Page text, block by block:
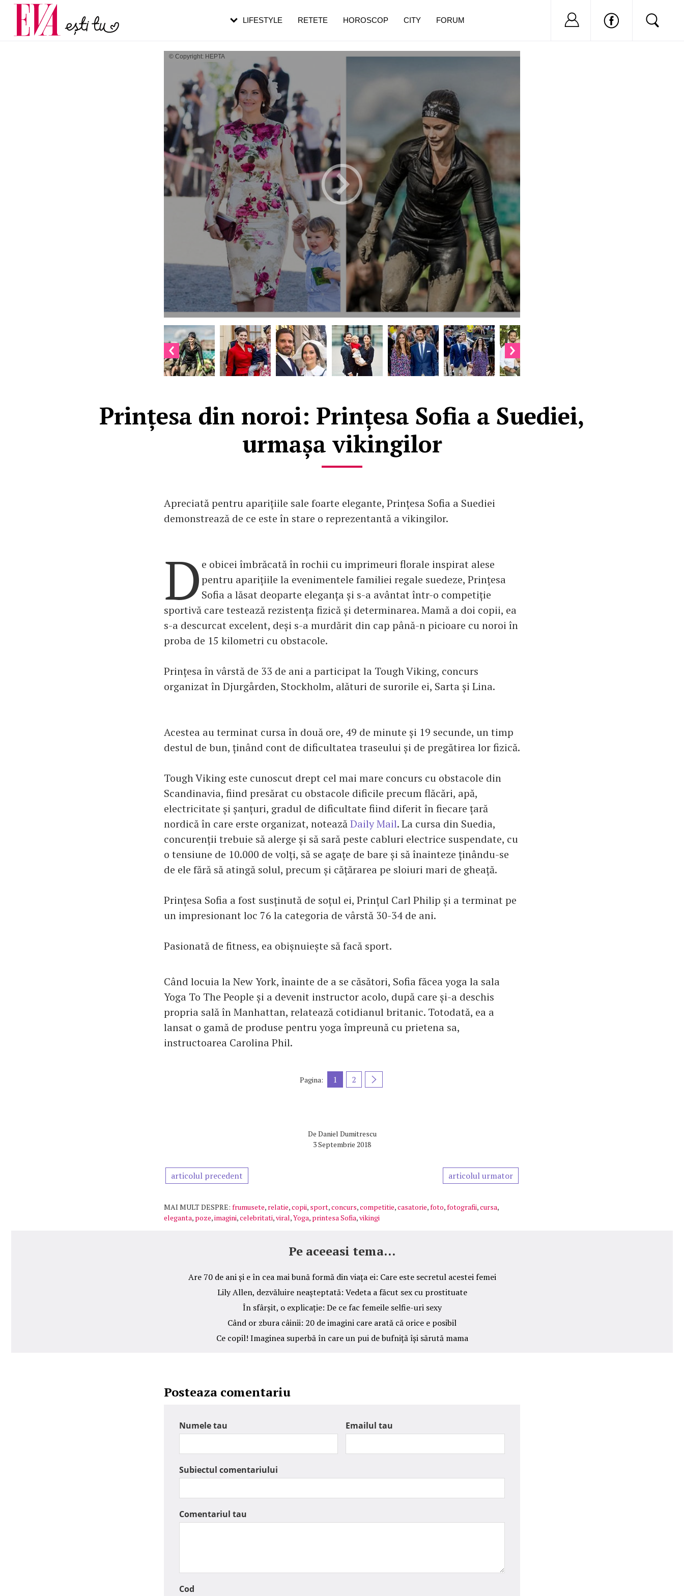
© Copyright: HEPTA
Prințesa din noroi: Prințesa Sofia a Suediei,
urmașa vikingilor
Apreciată pentru aparițiile sale foarte elegante, Prințesa Sofia a Suediei
demonstrează de ce este în stare o reprezentantă a vikingilor.
D e obicei îmbrăcată în rochii cu imprimeuri florale inspirat alese
pentru aparițiile la evenimentele familiei regale suedeze, Prințesa
Sofia a lăsat deoparte eleganța și s-a avântat într-o competiție
sportivă care testează rezistența fizică și determinarea. Mamă a doi copii, ea
s-a descurcat excelent, deși s-a murdărit din cap până-n picioare cu noroi în
proba de 15 kilometri cu obstacole.
Prințesa în vârstă de 33 de ani a participat la Tough Viking, concurs
organizat în Djurgården, Stockholm, alături de surorile ei, Sarta și Lina.
Acestea au terminat cursa în două ore, 49 de minute și 19 secunde, un timp
destul de bun, ținând cont de dificultatea traseului și de pregătirea lor fizică.
Tough Viking este cunoscut drept cel mai mare concurs cu obstacole din
Scandinavia, fiind presărat cu obstacole dificile precum flăcări, apă,
electricitate și șanțuri, gradul de dificultate fiind diferit în fiecare țară
nordică în care erste organizat, noteazăDaily Mail. La cursa din Suedia,
concurenții trebuie să alerge și să sară peste cabluri electrice suspendate, cu
o tensiune de 10.000 de volți, să se agațe de bare și să înainteze ținându-se
de ele fără să atingă solul, precum și cățărarea pe sloiuri mari de gheață.
Prințesa Sofia a fost susținută de soțul ei, Prințul Carl Philip și a terminat pe
un impresionant loc 76 la categoria de vârstă 30-34 de ani.
Pasionată de fitness, ea obișnuiește să facă sport.
Când locuia la New York, înainte de a se căsători, Sofia făcea yoga la sala
Yoga To The People și a devenit instructor acolo, după care și-a deschis
propria sală în Manhattan, relatează cotidianul britanic. Totodată, ea a
lansat o gamă de produse pentru yoga împreună cu prietena sa,
instructoarea Carolina Phil.
Pagina: 1 2
De Daniel Dumitrescu
3 Septembrie 2018
articolul precedent articolul urmator
MAI MULT DESPRE: frumusete, relatie,copii, sport,concurs,competitie,casatorie,foto,fotografii,cursa,
eleganta, poze,imagini,celebritati,viral,Yoga, printesa Sofia,vikingi
Pe aceeasi tema...
Are 70 de ani și e în cea mai bună formă din viața ei: Care este secretul acestei femei
Lily Allen, dezvăluire neașteptată: Vedeta a făcut sex cu prostituate
În sfârșit, o explicație: De ce fac femeile selfie-uri sexy
Când or zbura câinii: 20 de imagini care arată că orice e posibil
Ce copil! Imaginea superbă în care un pui de bufniță își sărută mama
Posteaza comentariu
Numele tau Emailul tau
Subiectul comentariului
Comentariul tau
Cod
LIFESTYLE RETETE HOROSCOP CITY FORUM Nu ai cont?
Carieră
Actualitate
pe măsură ce înaintezi în vârstă
de dureroasă este investigația